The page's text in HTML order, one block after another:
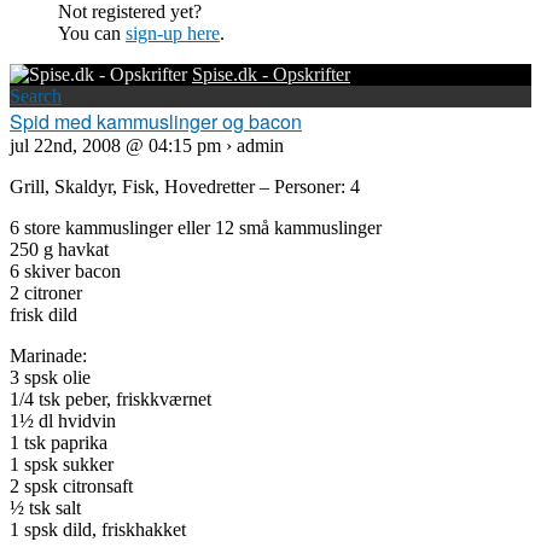
Not registered yet?
You can sign-up here.
Spise.dk - Opskrifter
Search
Spid med kammuslinger og bacon
jul 22nd, 2008 @ 04:15 pm › admin
Grill, Skaldyr, Fisk, Hovedretter – Personer: 4
6 store kammuslinger eller 12 små kammuslinger
250 g havkat
6 skiver bacon
2 citroner
frisk dild
Marinade:
3 spsk olie
1/4 tsk peber, friskkværnet
1½ dl hvidvin
1 tsk paprika
1 spsk sukker
2 spsk citronsaft
½ tsk salt
1 spsk dild, friskhakket